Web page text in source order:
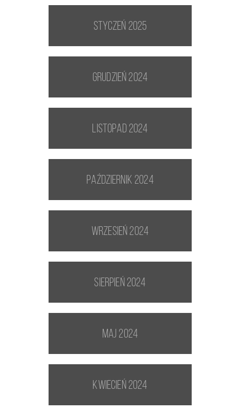
styczeń 2025
grudzień 2024
listopad 2024
październik 2024
wrzesień 2024
sierpień 2024
maj 2024
kwiecień 2024